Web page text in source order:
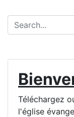
Téléchargez
l'église